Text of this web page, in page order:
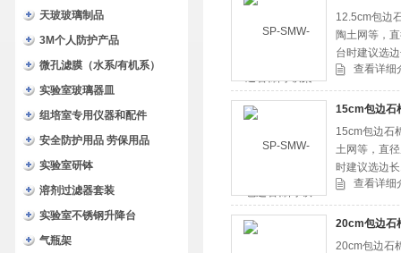
天玻玻璃制品
3M个人防护产品
微孔滤膜（水系/有机系）
实验室玻璃器皿
组培室专用仪器和配件
安全防护用品 劳保用品
实验室研钵
溶剂过滤器套装
实验室不锈钢升降台
气瓶架
12.5cm包边
陶土网等，
台时建议选
查看详细
15cm包边石
15cm包边石
土网等，直
时建议选边
查看详细
20cm包边石
20cm包边石